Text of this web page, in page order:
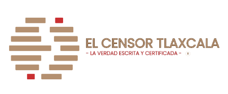
contenido
EL CENSOR NOTICIAS